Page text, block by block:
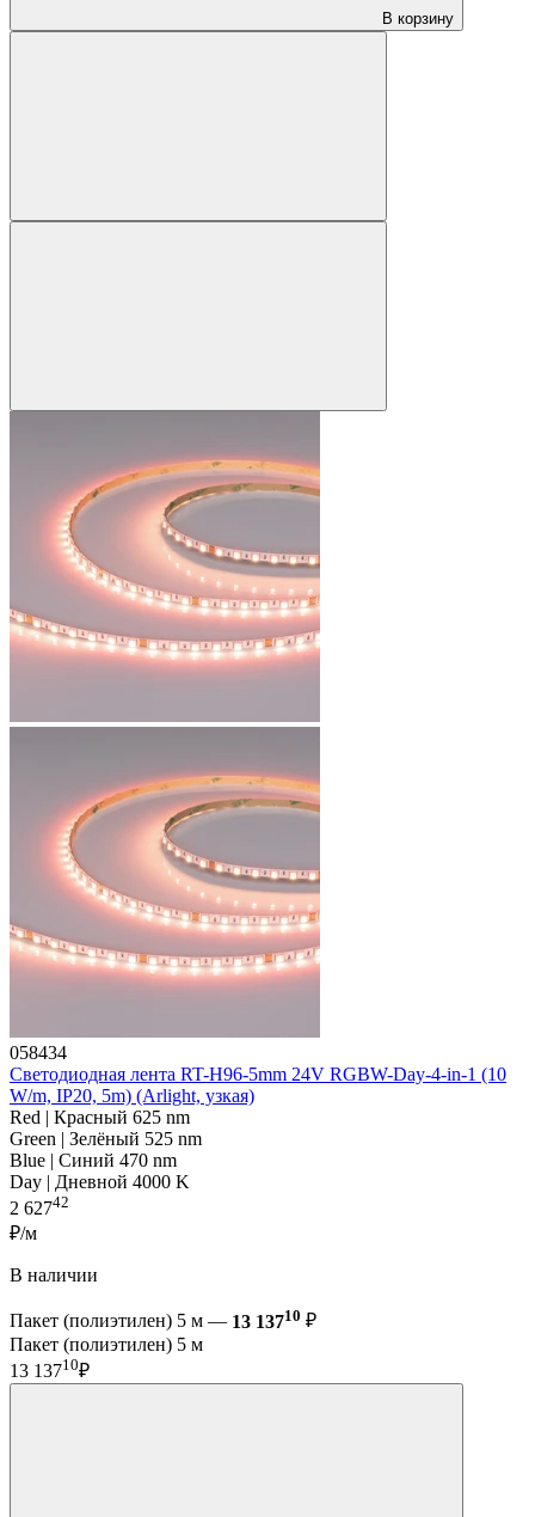
В корзину
058434
Светодиодная лента RT-H96-5mm 24V RGBW-Day-4-in-1 (10
W/m, IP20, 5m) (Arlight, узкая)
Red | Красный 625 nm
Green | Зелёный 525 nm
Blue | Синий 470 nm
Day | Дневной 4000 K
2 62742
₽/м
В наличии
Пакет (полиэтилен) 5 м — 13 13710 ₽
Пакет (полиэтилен) 5 м
13 13710₽